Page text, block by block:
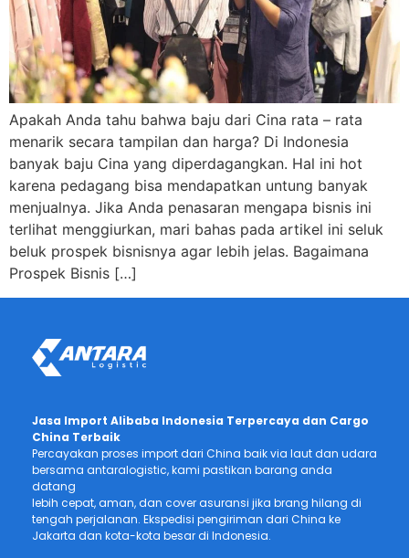
Apakah Anda tahu bahwa baju dari Cina rata – rata
menarik secara tampilan dan harga? Di Indonesia
banyak baju Cina yang diperdagangkan. Hal ini hot
karena pedagang bisa mendapatkan untung banyak
menjualnya. Jika Anda penasaran mengapa bisnis ini
terlihat menggiurkan, mari bahas pada artikel ini seluk
beluk prospek bisnisnya agar lebih jelas. Bagaimana
Prospek Bisnis […]
Jasa Import Alibaba Indonesia Terpercaya dan Cargo
China Terbaik
Percayakan proses import dari China baik via laut dan udara
bersama antaralogistic, kami pastikan barang anda
datang
lebih cepat, aman, dan cover asuransi jika brang hilang di
tengah perjalanan. Ekspedisi pengiriman dari China ke
Jakarta dan kota-kota besar di Indonesia.